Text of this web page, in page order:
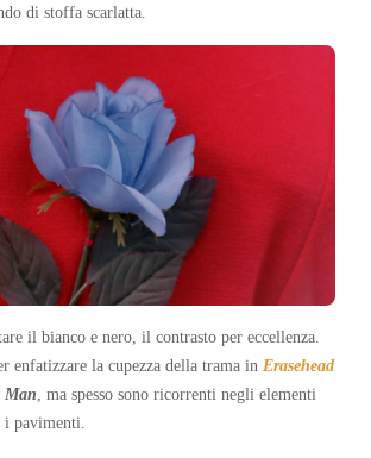
di stoffa scarlatta.
il bianco e nero, il contrasto per eccellenza.
enfatizzare la cupezza della trama in Erasehead
Man , ma spesso sono ricorrenti negli elementi
pavimenti.